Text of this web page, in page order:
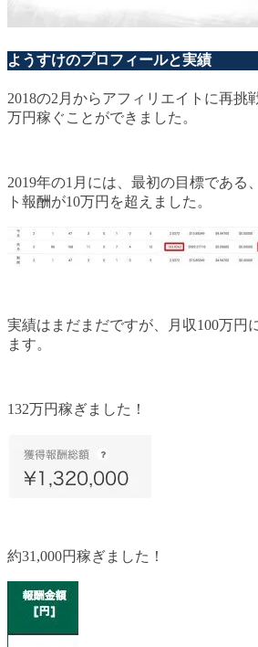
ようすけのプロフィールと実績
2018の2月からアフィリエイトに再挑
万円稼ぐことができました。
2019年の1月には、最初の目標である
ト報酬が10万円を超えました。
実績はまだまだですが、月収100万円
ます。
132万円稼ぎました！
約31,000円稼ぎました！